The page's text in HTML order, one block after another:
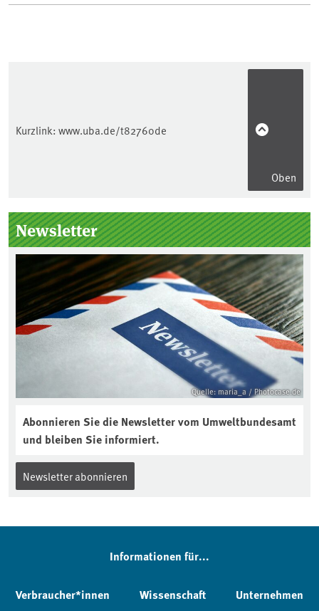
Kurzlink: www.uba.de/t82760de
Oben
Seitenleiste
Newsletter
Quelle: maria_a / Photocase.de
Abonnieren Sie die Newsletter vom Umweltbundesamt
und bleiben Sie informiert.
Newsletter abonnieren
Informationen für...
Verbraucher*innen Wissenschaft Unternehmen